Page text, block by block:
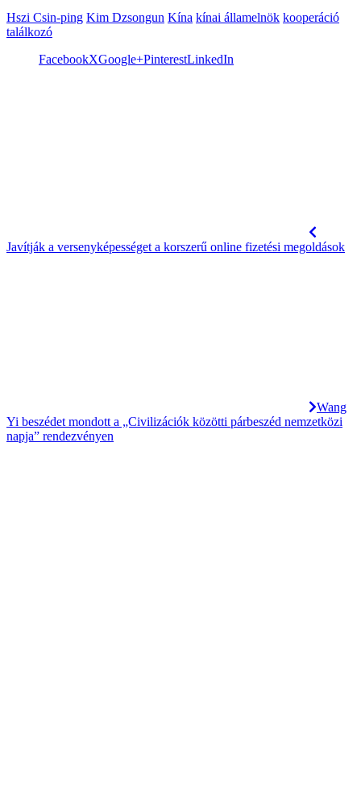
Hszi Csin-ping Kim Dzsongun Kína kínai államelnök kooperáció
találkozó
FacebookXGoogle+PinterestLinkedIn
Javítják a versenyképességet a korszerű online fizetési megoldások
Wang
Yi beszédet mondott a „Civilizációk közötti párbeszéd nemzetközi
napja” rendezvényen